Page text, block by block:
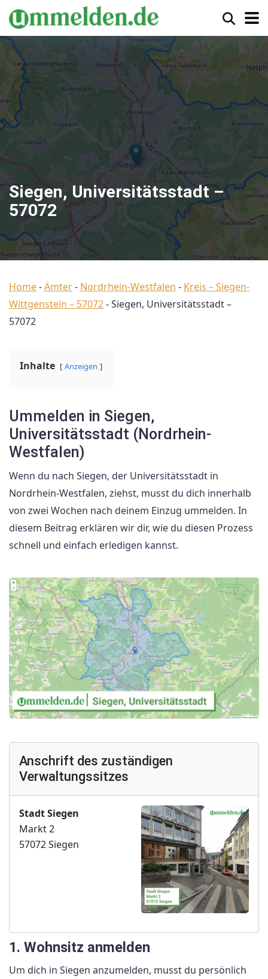
Siegen, Universitätsstadt –
57072
Home-Ämter- Nordrhein-Westfalen - Kreis – Siegen-
Wittgenstein – 57072-Siegen, Universitätsstadt –
57072
Inhalte Anzeigen
Ummelden in Siegen,
Universitätsstadt (Nordrhein-
Westfalen)
Wenn du nach Siegen, der Universitätsstadt in
Nordrhein-Westfalen, ziehst, musst du dich innerhalb
von zwei Wochen nach deinem Einzug ummelden. In
diesem Beitrag erklären wir dir, wie du diesen Prozess
schnell und einfach erledigen kannst.
Anschrift des zuständigen
Verwaltungssitzes
Stadt Siegen
Markt 2
57072 Siegen
1. Wohnsitz anmelden
Um dich in Siegen anzumelden, musst du persönlich